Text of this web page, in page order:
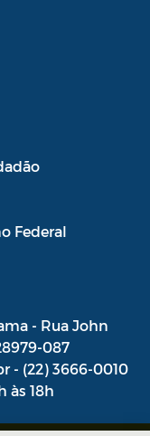
Federal
- Rua John
087
- (22) 3666-0010
às 18h